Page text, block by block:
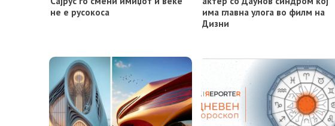
не е русокоса
има главна улога во филм на
Дизни